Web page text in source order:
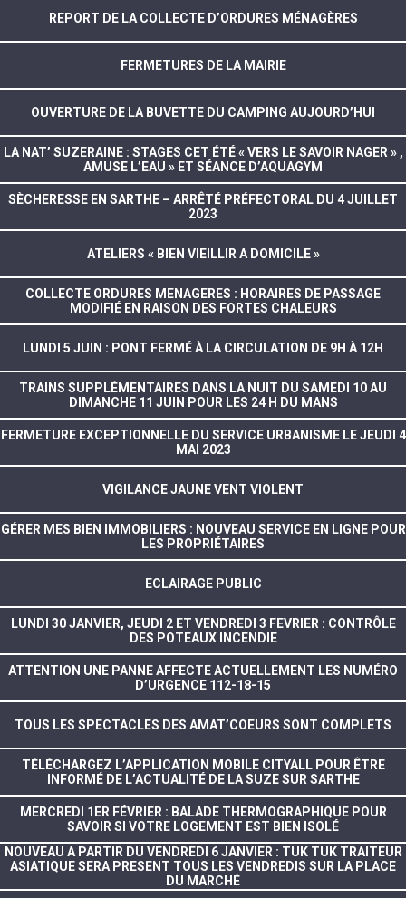
REPORT DE LA COLLECTE D’ORDURES MÉNAGÈRES
FERMETURES DE LA MAIRIE
OUVERTURE DE LA BUVETTE DU CAMPING AUJOURD’HUI
LA NAT’ SUZERAINE : STAGES CET ÉTÉ « VERS LE SAVOIR NAGER » ,
AMUSE L’EAU » ET SÉANCE D’AQUAGYM
SÈCHERESSE EN SARTHE – ARRÊTÉ PRÉFECTORAL DU 4 JUILLET
2023
ATELIERS « BIEN VIEILLIR A DOMICILE »
COLLECTE ORDURES MENAGERES : HORAIRES DE PASSAGE
MODIFIÉ EN RAISON DES FORTES CHALEURS
LUNDI 5 JUIN : PONT FERMÉ À LA CIRCULATION DE 9H À 12H
TRAINS SUPPLÉMENTAIRES DANS LA NUIT DU SAMEDI 10 AU
DIMANCHE 11 JUIN POUR LES 24 H DU MANS
FERMETURE EXCEPTIONNELLE DU SERVICE URBANISME LE JEUDI 4
MAI 2023
VIGILANCE JAUNE VENT VIOLENT
GÉRER MES BIEN IMMOBILIERS : NOUVEAU SERVICE EN LIGNE POUR
LES PROPRIÉTAIRES
ECLAIRAGE PUBLIC
LUNDI 30 JANVIER, JEUDI 2 ET VENDREDI 3 FEVRIER : CONTRÔLE
DES POTEAUX INCENDIE
ATTENTION UNE PANNE AFFECTE ACTUELLEMENT LES NUMÉRO
D’URGENCE 112-18-15
TOUS LES SPECTACLES DES AMAT’COEURS SONT COMPLETS
TÉLÉCHARGEZ L’APPLICATION MOBILE CITYALL POUR ÊTRE
INFORMÉ DE L’ACTUALITÉ DE LA SUZE SUR SARTHE
MERCREDI 1ER FÉVRIER : BALADE THERMOGRAPHIQUE POUR
SAVOIR SI VOTRE LOGEMENT EST BIEN ISOLÉ
NOUVEAU A PARTIR DU VENDREDI 6 JANVIER : TUK TUK TRAITEUR
ASIATIQUE SERA PRESENT TOUS LES VENDREDIS SUR LA PLACE
DU MARCHÉ